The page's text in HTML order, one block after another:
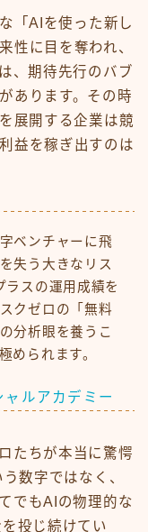
「AIを使った新し
性に目を奪われ、
、期待先行のバブ
あります。その時
展開する企業は競
益を稼ぎ出すのは
ベンチャーに飛
失う大きなリス
ラスの運用成績を
クゼロの「無料
分析眼を養うこ
められます。
ルアカデミー
たちが本当に驚愕
数字ではなく、
でもAIの物理的な
投じ続けてい